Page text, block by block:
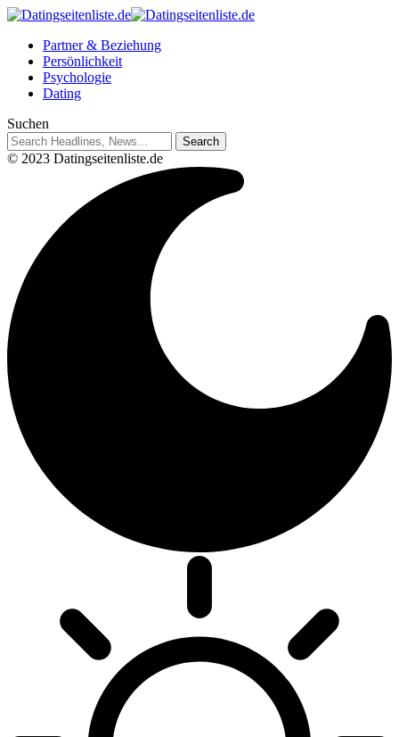
Partner & Beziehung
Persönlichkeit
Psychologie
Dating
Suchen
© 2023 Datingseitenliste.de